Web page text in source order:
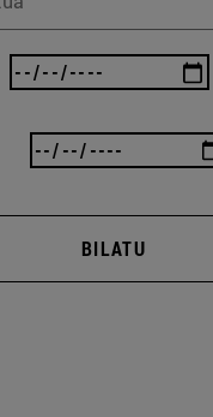
BILATU